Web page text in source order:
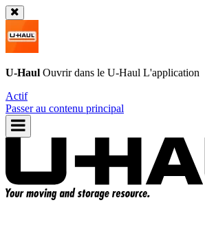
U-Haul Ouvrir dans le U-Haul L'application
Actif
Passer au contenu principal